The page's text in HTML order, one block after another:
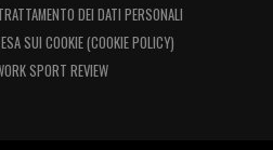
DEI DATI PERSONALI
SUI COOKIE (COOKIE POLICY)
SPORT REVIEW